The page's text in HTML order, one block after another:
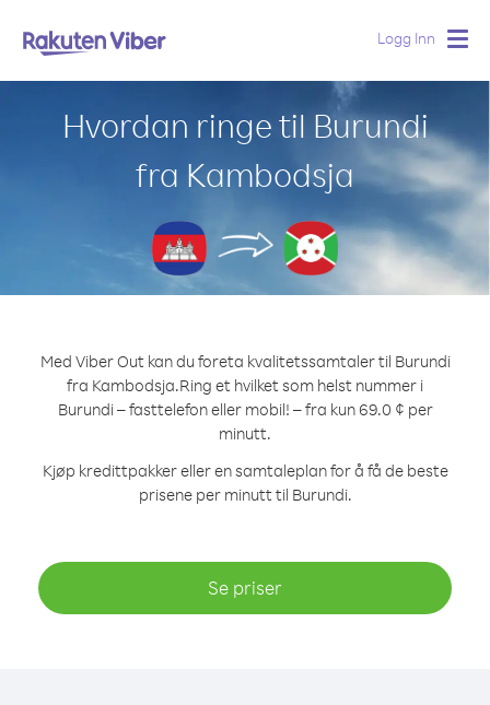
Logg Inn
Hvordan ringe til Burundi
fra Kambodsja
Med Viber Out kan du foreta kvalitetssamtaler til Burundi
fra Kambodsja.Ring et hvilket som helst nummer i
Burundi – fasttelefon eller mobil! – fra kun 69.0 ¢ per
minutt.
Kjøp kredittpakker eller en samtaleplan for å få de beste
prisene per minutt til Burundi.
Se priser